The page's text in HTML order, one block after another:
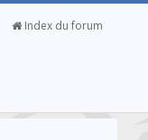
Index du forum